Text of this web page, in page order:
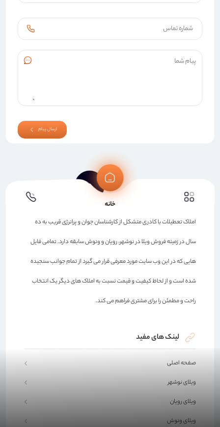
ارسال پیام
املاک تعطیلات با کادری متشکل از کارشناسان جوان و پرانرژی قریب به ده
سال در زمینه فروش ویلا در نوشهر، رویان و ونوش سابقه دارد. تمامی فایل
هایی که در این وب سایت مورد معرفی قرار می گیرد از تمام جوانب سنجیده
شده است و از لحاظ کیفیت و قیمت نسبت به املاک های دیگر یک انتخاب
راحت و مطمئن را برای مشتری فراهم می کند.
لینک های مفید
صفحه اصلی
ویلای نوشهر
ویلای رویان
ویلای ونوش
خانه